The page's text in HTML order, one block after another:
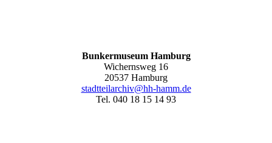
Bunkermuseum Hamburg
Wichernsweg 16
20537 Hamburg
stadtteilarchiv@hh-hamm.de
Tel. 040 18 15 14 93